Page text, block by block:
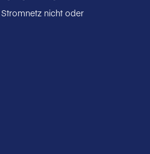
nicht oder